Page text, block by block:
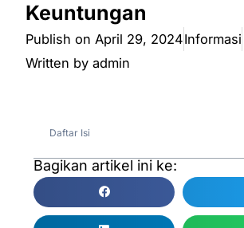
Keuntungan
Publish on April 29, 2024Informasi
Written by admin
Daftar Isi
Bagikan artikel ini ke: